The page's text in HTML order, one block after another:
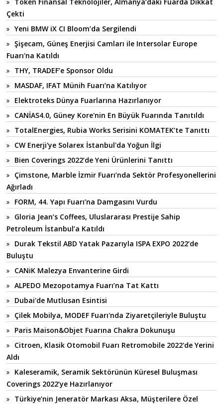
Çekti
Yeni BMW iX CI Bloom’da Sergilendi
Şişecam, Güneş Enerjisi Camları ile Intersolar Europe
Fuarı'na Katıldı
THY, TRADEF’e Sponsor Oldu
MASDAF, IFAT Münih Fuarı’na Katılıyor
Elektroteks Dünya Fuarlarına Hazırlanıyor
CANİAS4.0, Güney Kore'nin En Büyük Fuarında Tanıtıldı
TotalEnergies, Rubia Works Serisini KOMATEK’te Tanıttı
CW Enerji'ye Solarex İstanbul'da Yoğun İlgi
Bien Coverings 2022’de Yeni Ürünlerini Tanıttı
Çimstone, Marble İzmir Fuarı’nda Sektör Profesyonellerini
Ağırladı
FORM, 44. Yapı Fuarı’na Damgasını Vurdu
Gloria Jean’s Coffees, Uluslararası Prestije Sahip
Petroleum İstanbul’a Katıldı
Durak Tekstil ABD Yatak Pazarıyla ISPA EXPO 2022’de
Buluştu
CANiK Malezya Envanterine Girdi
ALPEDO Mezopotamya Fuarı’na Tat Kattı
Dubai'de Mutlusan Esintisi
Çilek Mobilya, MODEF Fuarı'nda Ziyaretçileriyle Buluştu
Paris Maison&Objet Fuarına Chakra Dokunuşu
Citroen, Klasik Otomobil Fuarı Retromobile 2022'de Yerini
Aldı
Kaleseramik, Seramik Sektörünün Küresel Buluşması
Coverings 2022’ye Hazırlanıyor
Türkiye’nin Jeneratör Markası Aksa, Müşterilere Özel